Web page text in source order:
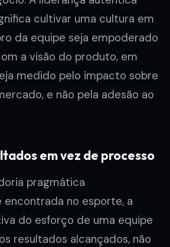
cultivar uma cultura em
da equipe seja empoderado
a visão do produto, em
medido pelo impacto sobre
e não pela adesão ao
em vez de processo
pragmática
no esporte, a
do esforço de uma equipe
resultados alcançados, não